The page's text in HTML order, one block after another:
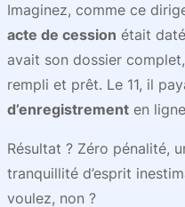
Imaginez, comme ce
acte de cession était
avait son dossier
rempli et prêt. Le 11, il
d’enregistrement en
Résultat ? Zéro pénalité,
tranquillité d’esprit
voulez, non ?